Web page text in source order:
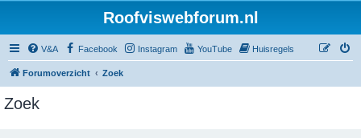
Roofviswebforum.nl
V&A Facebook Instagram YouTube Huisregels
Forumoverzicht Zoek
Zoek